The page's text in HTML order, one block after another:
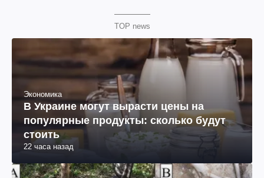
TOP news
Экономика
В Украине могут вырасти цены на
популярные продукты: сколько будут
стоить
22 часа назад